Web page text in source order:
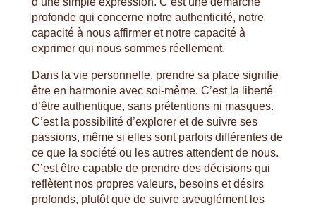
profonde qui concerne notre authenticité, notre
capacité à nous affirmer et notre capacité à
exprimer qui nous sommes réellement.
Dans la vie personnelle, prendre sa place signifie
être en harmonie avec soi-même. C’est la liberté
d’être authentique, sans prétentions ni masques.
C’est la possibilité d’explorer et de suivre ses
passions, même si elles sont parfois différentes de
ce que la société ou les autres attendent de nous.
C’est être capable de prendre des décisions qui
reflètent nos propres valeurs, besoins et désirs
profonds, plutôt que de suivre aveuglément les